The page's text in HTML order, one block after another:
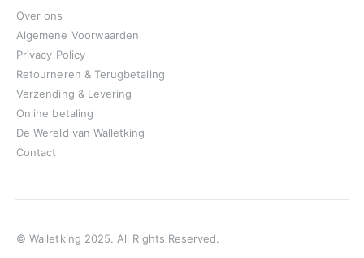
Over ons
Algemene Voorwaarden
Privacy Policy
Retourneren & Terugbetaling
Verzending & Levering
Online betaling
De Wereld van Walletking
Contact
© Walletking 2025. All Rights Reserved.